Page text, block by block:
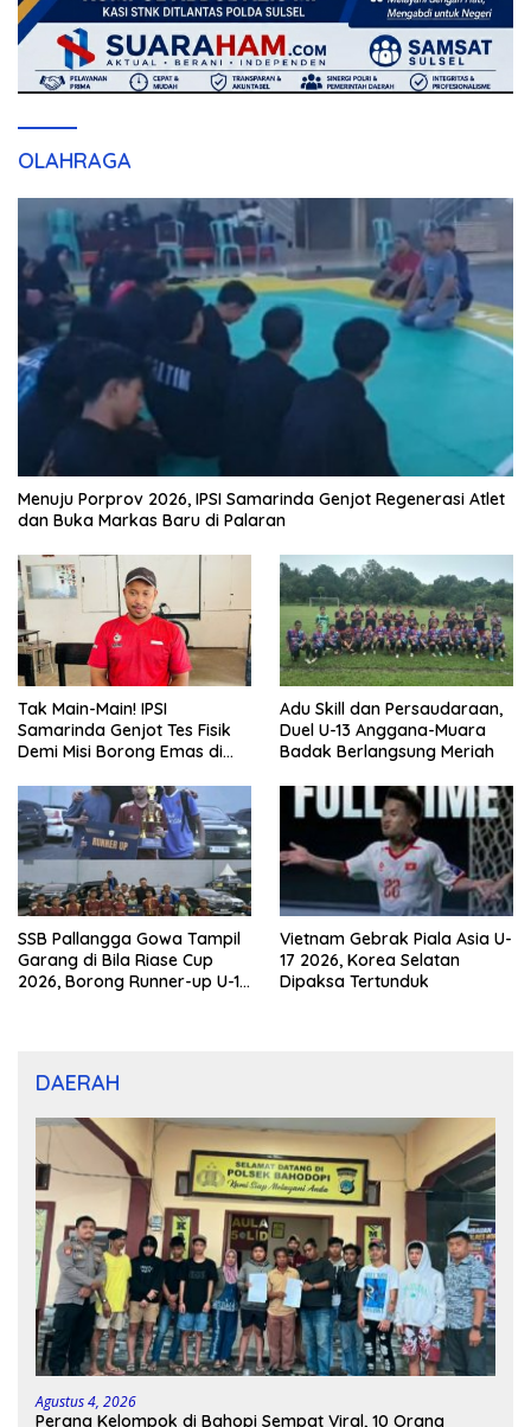
OLAHRAGA
Menuju Porprov 2026, IPSI Samarinda Genjot Regenerasi Atlet
dan Buka Markas Baru di Palaran
Tak Main-Main! IPSI
Samarinda Genjot Tes Fisik
Demi Misi Borong Emas di
Adu Skill dan Persaudaraan,
Duel U-13 Anggana-Muara
Badak Berlangsung Meriah
SSB Pallangga Gowa Tampil
Garang di Bila Riase Cup
2026, Borong Runner-up U-10
Vietnam Gebrak Piala Asia U-
17 2026, Korea Selatan
Dipaksa Tertunduk
DAERAH
Agustus 4, 2026
Perang Kelompok di Bahopi Sempat Viral, 10 Orang